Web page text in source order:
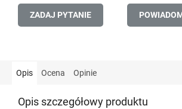
ZADAJ PYTANIE
Opis Ocena Opinie
Opis szczegółowy produktu